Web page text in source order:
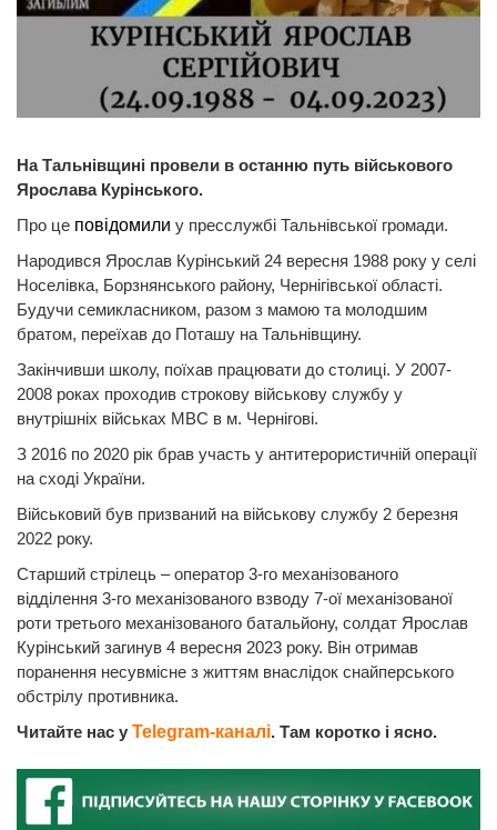
На Тальнівщині провели в останню путь військового
Ярослава Курінського.
Про це повідомили у пресслужбі Тальнівської громади.
Народився Ярослав Курінський 24 вересня 1988 року у селі
Носелівка, Борзнянського району, Чернігівської області.
Будучи семикласником, разом з мамою та молодшим
братом, переїхав до Поташу на Тальнівщину.
Закінчивши школу, поїхав працювати до столиці. У 2007-
2008 роках проходив строкову військову службу у
внутрішніх військах МВС в м. Чернігові.
З 2016 по 2020 рік брав участь у антитерористичній операції
на сході України.
Військовий був призваний на військову службу 2 березня
2022 року.
Старший стрілець – оператор 3-го механізованого
відділення 3-го механізованого взводу 7-ої механізованої
роти третього механізованого батальйону, солдат Ярослав
Курінський загинув 4 вересня 2023 року. Він отримав
поранення несувмісне з життям внаслідок снайперського
обстрілу противника.
Читайте нас у Telegram-каналі. Там коротко і ясно.